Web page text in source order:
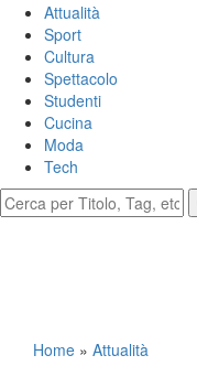
Attualità
Sport
Cultura
Spettacolo
Studenti
Cucina
Moda
Tech
Home » Attualità